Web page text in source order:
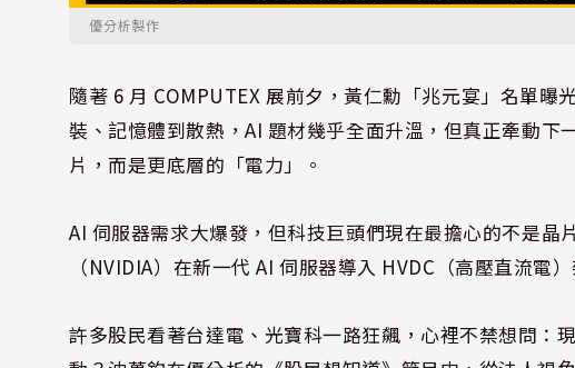
優分析製作
隨著 6 月 COMPUTEX 展前夕，黃仁勳「兆元宴」名單
裝、記憶體到散熱，AI 題材幾乎全面升溫，但真正牽動下
片，而是更底層的「電力」。
AI 伺服器需求大爆發，但科技巨頭們現在最擔心的不是晶
（NVIDIA）在新一代 AI 伺服器導入 HVDC（高壓直流電
許多股民看著台達電、光寶科一路狂飆，心裡不禁想問：